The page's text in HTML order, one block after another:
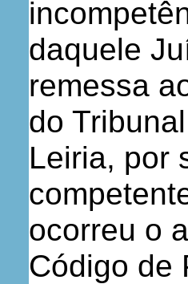
daquele
remessa
do
Leiria, por
ocorreu o
Código de